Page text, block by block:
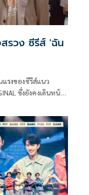
รวง ซีรีส์ 'ฉัน
รงของซีรีส์แนว
ซึ่งยังคงเดินหน้า
มณ์ที่ครองใจผู้ชมใน
สุดเตรียมปลุกกระแส
วยที่สุด ซีรีส์ที่นำ
WEBTOON ที่
และเสียงชื่นชม
ชมกันเป็นครั้งแรก